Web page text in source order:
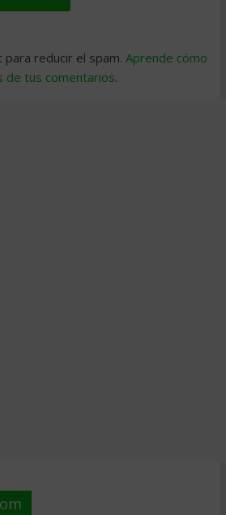
para reducir el spam. Aprende cómo
de tus comentarios.